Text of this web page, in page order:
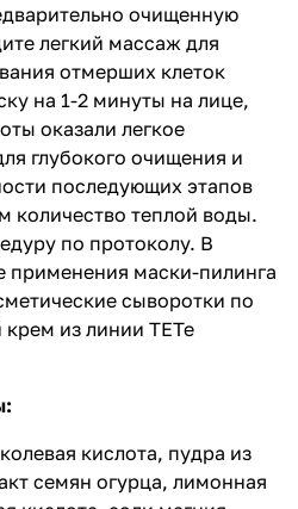
очищенную
легкий массаж для
отмерших клеток
на 1-2 минуты на лице,
оказали легкое
глубокого очищения и
последующих этапов
количество теплой воды.
по протоколу. В
маски-пилинга
сыворотки по
из линии TETe
кислота, пудра из
семян огурца, лимонная